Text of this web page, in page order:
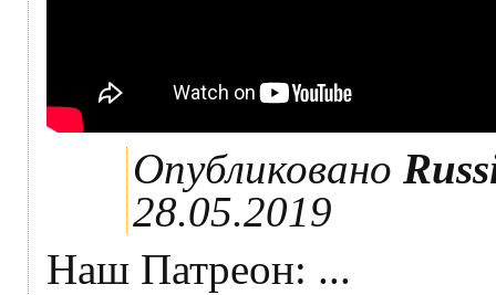
Опубликовано
28.05.2019
Наш Патреон: ...